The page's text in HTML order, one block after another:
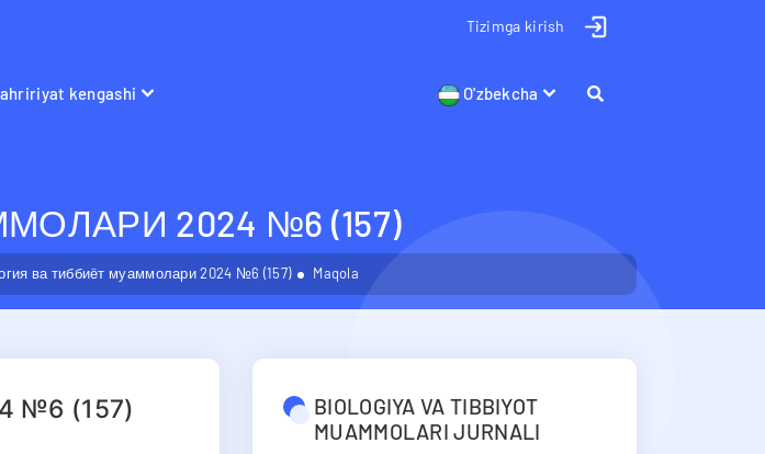
Tizimga kirish
kengashi O'zbekcha
2024 №6 (157)
ва тиббиёт муаммолари 2024 №6 (157) Maqola
№6 (157)
BIOLOGIYA VA TIBBIYOT
MUAMMOLARI JURNALI